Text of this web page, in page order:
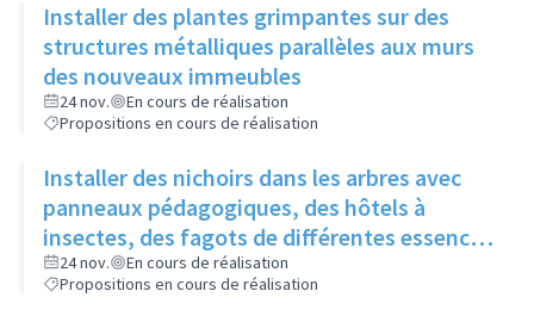
Installer des plantes grimpantes sur des
structures métalliques parallèles aux murs
des nouveaux immeubles
24 nov.
En cours de réalisation
Propositions en cours de réalisation
Installer des nichoirs dans les arbres avec
panneaux pédagogiques, des hôtels à
insectes, des fagots de différentes essences
pour stimuler la biodiversité sur la place du
Château à la Roue
24 nov.
En cours de réalisation
Propositions en cours de réalisation